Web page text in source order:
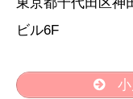
ビル6F